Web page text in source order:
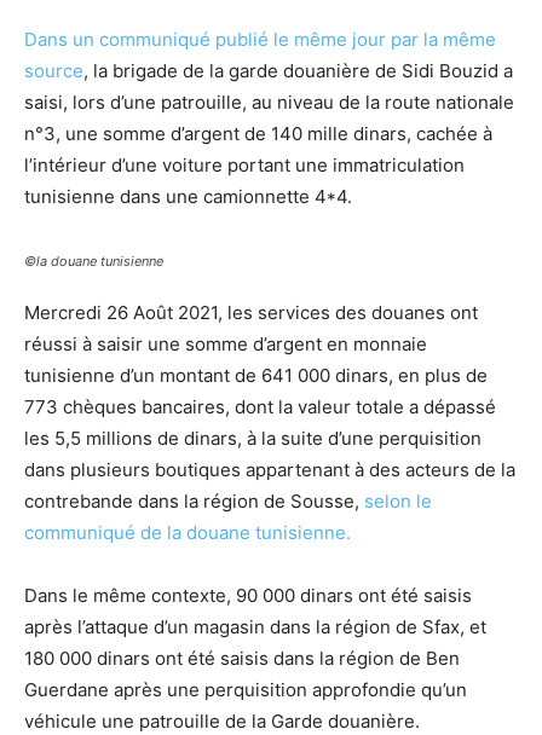
Dans un communiqué publié le même jour par la même
source, la brigade de la garde douanière de Sidi Bouzid a
saisi, lors d’une patrouille, au niveau de la route nationale
n°3, une somme d’argent de 140 mille dinars, cachée à
l’intérieur d’une voiture portant une immatriculation
tunisienne dans une camionnette 4*4.
©la douane tunisienne
Mercredi 26 Août 2021, les services des douanes ont
réussi à saisir une somme d’argent en monnaie
tunisienne d’un montant de 641 000 dinars, en plus de
773 chèques bancaires, dont la valeur totale a dépassé
les 5,5 millions de dinars, à la suite d’une perquisition
dans plusieurs boutiques appartenant à des acteurs de la
contrebande dans la région de Sousse, selon le
communiqué de la douane tunisienne.
Dans le même contexte, 90 000 dinars ont été saisis
après l’attaque d’un magasin dans la région de Sfax, et
180 000 dinars ont été saisis dans la région de Ben
Guerdane après une perquisition approfondie qu’un
véhicule une patrouille de la Garde douanière.